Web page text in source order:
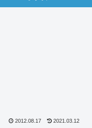
2012.08.17 2021.03.12